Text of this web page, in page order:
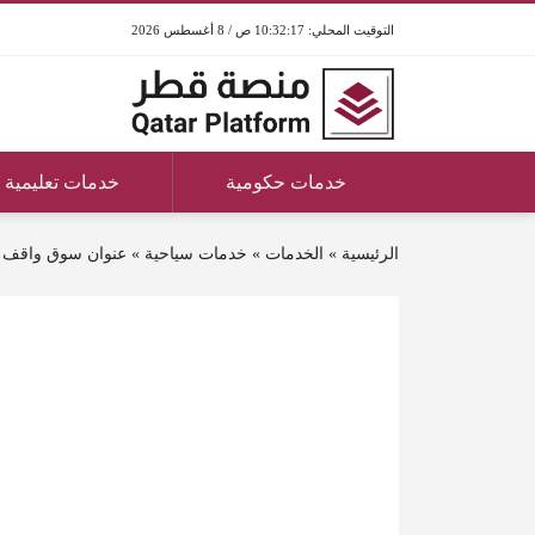
10:32:17 ص / 8 أغسطس 2026
خدمات حكومية خدمات تعليمية
الرئيسية » الخدمات » خدمات سياحية » عنوان سوق واقف